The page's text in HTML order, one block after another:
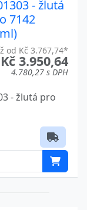
- žlutá
7142
od Kč 3.767,74*
Kč 3.950,64
4.780,27 s DPH
- žlutá pro